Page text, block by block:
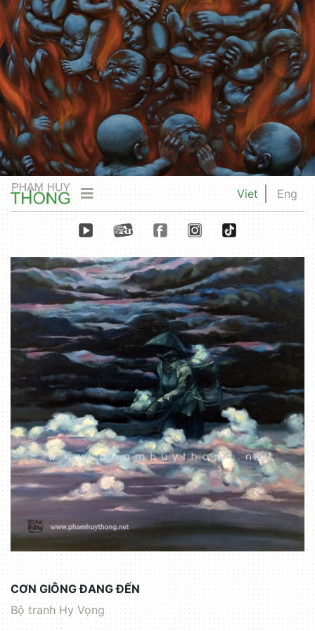
Viet Eng
CƠN GIÔNG ĐANG ĐẾN
Bộ tranh Hy Vọng